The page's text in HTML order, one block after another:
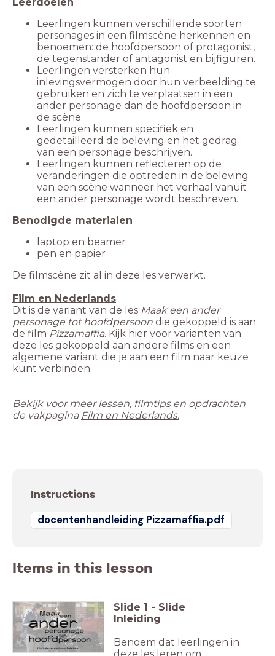
Leerlingen kunnen verschillende soorten
personages in een filmscène herkennen en
benoemen: de hoofdpersoon of protagonist,
Leerlingen versterken hun
inlevingsvermogen door hun verbeelding te
gebruiken en zich te verplaatsen in een
ander personage dan de hoofdpersoon in
Leerlingen kunnen specifiek en
gedetailleerd de beleving en het gedrag
Leerlingen kunnen reflecteren op de
veranderingen die optreden in de beleving
van een scène wanneer het verhaal vanuit
pen en papier
Dit is de variant van de les Maak een ander
personage tot hoofdpersoon die gekoppeld is aan
de film Pizzamaffia. Kijk hier voor varianten van
deze les gekoppeld aan andere films en een
algemene variant die je aan een film naar keuze
Bekijk voor meer lessen, filmtips en opdrachten
de vakpagina
Instructions
docentenhandleiding Pizzamaffia.pdf
Items in this lesson
Slide 1 - Slide
Inleiding
Benoem dat leerlingen in
deze les leren om